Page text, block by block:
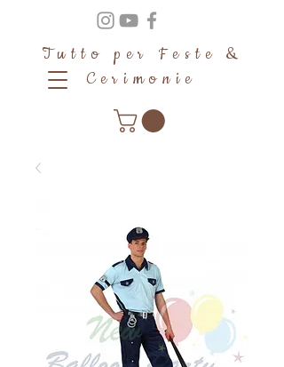
Tutto per Feste &
Cerimonie